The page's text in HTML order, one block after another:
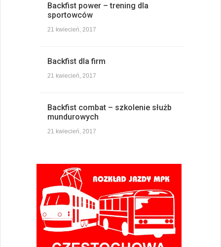
Backfist power – trening dla
sportowców
21 kwiecień, 2017
Backfist dla firm
21 kwiecień, 2017
Backfist combat – szkolenie służb
mundurowych
21 kwiecień, 2017